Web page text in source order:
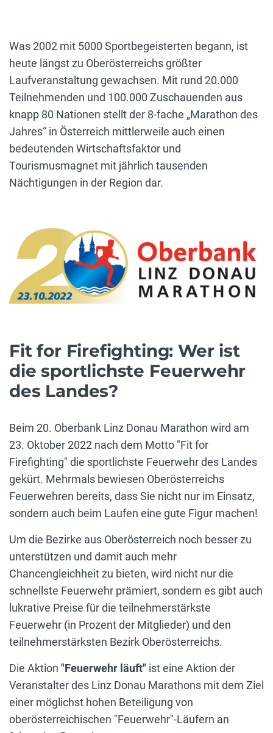
Was 2002 mit 5000 Sportbegeisterten begann, ist
heute längst zu Oberösterreichs größter
Laufveranstaltung gewachsen. Mit rund 20.000
Teilnehmenden und 100.000 Zuschauenden aus
knapp 80 Nationen stellt der 8-fache „Marathon des
Jahres“ in Österreich mittlerweile auch einen
bedeutenden Wirtschaftsfaktor und
Tourismusmagnet mit jährlich tausenden
Nächtigungen in der Region dar.
Fit for Firefighting: Wer ist
die sportlichste Feuerwehr
des Landes?
Beim 20. Oberbank Linz Donau Marathon wird am
23. Oktober 2022 nach dem Motto "Fit for
Firefighting" die sportlichste Feuerwehr des Landes
gekürt. Mehrmals bewiesen Oberösterreichs
Feuerwehren bereits, dass Sie nicht nur im Einsatz,
sondern auch beim Laufen eine gute Figur machen!
Um die Bezirke aus Oberösterreich noch besser zu
unterstützen und damit auch mehr
Chancengleichheit zu bieten, wird nicht nur die
schnellste Feuerwehr prämiert, sondern es gibt auch
lukrative Preise für die teilnehmerstärkste
Feuerwehr (in Prozent der Mitglieder) und den
teilnehmerstärksten Bezirk Oberösterreichs.
Die Aktion "Feuerwehr läuft" ist eine Aktion der
Veranstalter des Linz Donau Marathons mit dem Ziel
einer möglichst hohen Beteiligung von
oberösterreichischen "Feuerwehr"-Läufern an